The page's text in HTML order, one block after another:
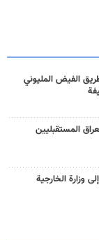
الفيض المليوني
المستقبليين
وزارة الخارجية